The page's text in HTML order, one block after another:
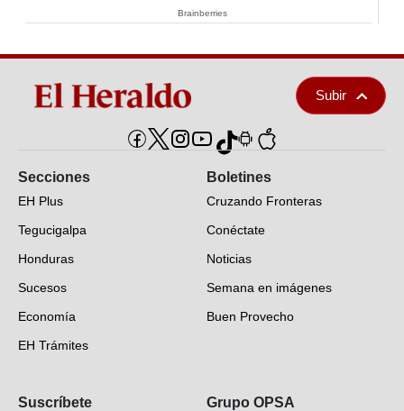
Brainberries
Subir
Secciones
EH Plus
Tegucigalpa
Honduras
Sucesos
Economía
EH Trámites
EH Verifica
Boletines
Cruzando Fronteras
Conéctate
Noticias
Semana en imágenes
Buen Provecho
Suscríbete Grupo OPSA